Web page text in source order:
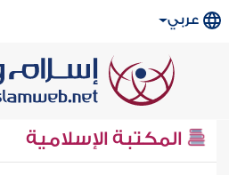
عربي
المكتبة الإسلامية